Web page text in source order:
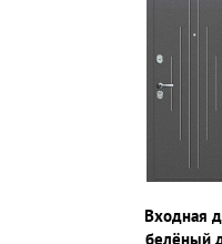
Входная
белёный